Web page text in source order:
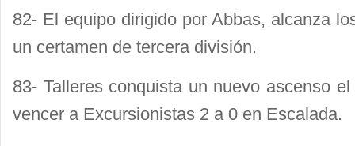
82- El equipo dirigido por Abbas, alcanza
un certamen de tercera división.
83- Talleres conquista un nuevo ascenso
vencer a Excursionistas 2 a 0 en Escalada.